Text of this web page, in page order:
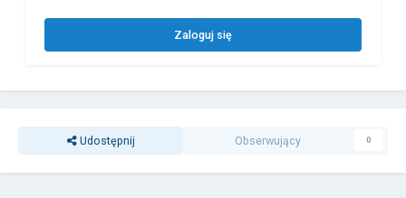
Zaloguj się
Udostępnij Obserwujący 0